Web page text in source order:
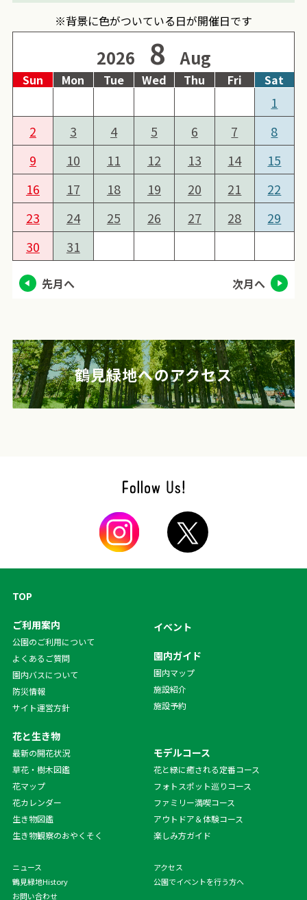
※背景に色がついている日が開催日です
2026 8 Aug
Sun Mon Tue Wed Thu Fri Sat
1
2
3 4 5 6 7
8
9
10 11 12 13 14
15
16
17 18 19 20 21
22
23
24 25 26 27 28
29
30
31
先月へ 次月へ
鶴見緑地へのアクセス
TOP
ご利用案内
公園のご利用について
よくあるご質問
園内バスについて
防災情報
サイト運営方針
花と生き物
最新の開花状況
草花・樹木図鑑
花マップ
花カレンダー
生き物図鑑
生き物観察のおやくそく
イベント
園内ガイド
園内マップ
施設紹介
施設予約
モデルコース
花と緑に癒される定番コース
フォトスポット巡りコース
ファミリー満喫コース
アウトドア＆体験コース
楽しみ方ガイド
ニュース
アクセス
鶴見緑地History
公園でイベントを行う方へ
お問い合わせ